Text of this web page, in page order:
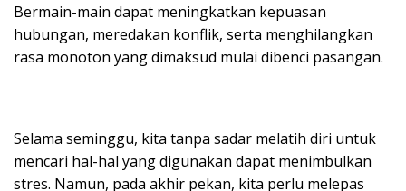
Bermain-main dapat meningkatkan kepuasan
hubungan, meredakan konflik, serta menghilangkan
rasa monoton yang dimaksud mulai dibenci pasangan.
Selama seminggu, kita tanpa sadar melatih diri untuk
mencari hal-hal yang digunakan dapat menimbulkan
stres. Namun, pada akhir pekan, kita perlu melepas